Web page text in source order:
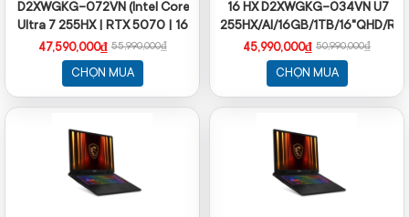
D2XWGKG-072VN (Intel Core
Ultra 7 255HX | RTX 5070 | 16
inch QHD + | 32GB | 1TB | Win
11 | Xám)
47,590,000₫ 55,990,000₫
CHỌN MUA
16 HX D2XWGKG-034VN U7
255HX/AI/16GB/1TB/16"QHD/
5070 8GB/Win11
45,990,000₫ 50,990,000₫
CHỌN MUA